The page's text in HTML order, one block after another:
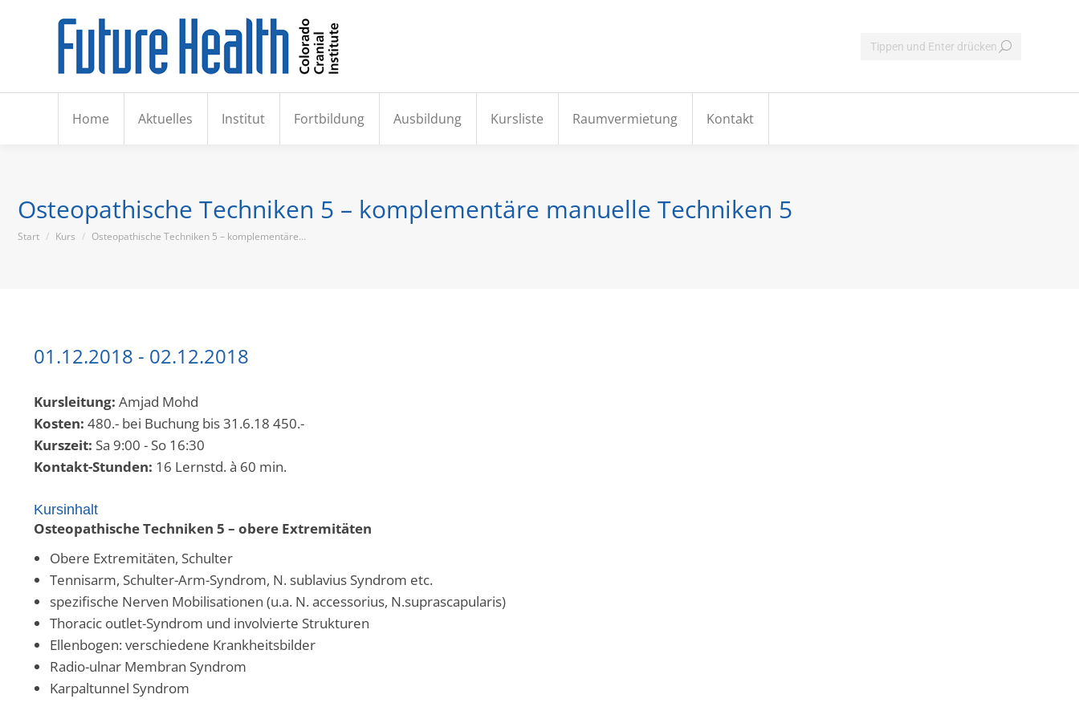
Home Aktuelles Institut Fortbildung Ausbildung Kursliste Raumvermietung Kontakt
Osteopathische Techniken 5 – komplementäre manuelle Techniken 5
Sie befinden sich hier:
Start Kurs Osteopathische Techniken 5 – komplementäre…
01.12.2018 - 02.12.2018
Kursleitung: Amjad Mohd
Kosten: 480.- bei Buchung bis 31.6.18 450.-
Kurszeit: Sa 9:00 - So 16:30
Kontakt-Stunden: 16 Lernstd. à 60 min.
Kursinhalt
Osteopathische Techniken 5 – obere Extremitäten
Obere Extremitäten, Schulter
Tennisarm, Schulter-Arm-Syndrom, N. sublavius Syndrom etc.
spezifische Nerven Mobilisationen (u.a. N. accessorius, N.suprascapularis)
Thoracic outlet-Syndrom und involvierte Strukturen
Ellenbogen: verschiedene Krankheitsbilder
Radio-ulnar Membran Syndrom
Karpaltunnel Syndrom
Home